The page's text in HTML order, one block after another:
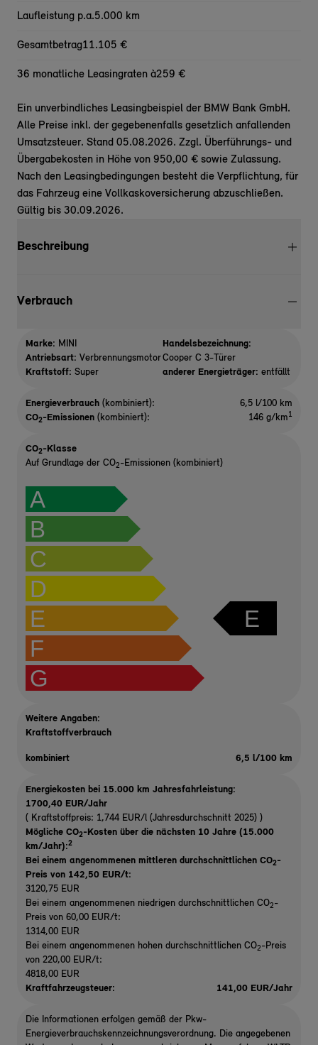
Laufleistung p.a.5.000 km
Gesamtbetrag11.105 €
36 monatliche Leasingraten à259 €
Ein unverbindliches Leasingbeispiel der BMW Bank GmbH.
Alle Preise inkl. der gegebenenfalls gesetzlich anfallenden
Umsatzsteuer. Stand 05.08.2026. Zzgl. Überführungs- und
Übergabekosten in Höhe von 950,00 € sowie Zulassung.
Nach den Leasingbedingungen besteht die Verpflichtung, für
das Fahrzeug eine Vollkaskoversicherung abzuschließen.
Gültig bis 30.09.2026.
Beschreibung
Verbrauch
Marke: MINI
Antriebsart: Verbrennungsmotor
Kraftstoff: Super
Handelsbezeichnung:
Cooper C 3-Türer
anderer Energieträger: entfällt
Energieverbrauch (kombiniert):
6,5 l/100 km
CO2-Emissionen (kombiniert): 146 g/km1
CO2-Klasse
Auf Grundlage der CO2-Emissionen (kombiniert)
A
B
C
D
E
F
G
E
Weitere Angaben:
Kraftstoffverbrauch
kombiniert 6,5 l/100 km
Energiekosten bei 15.000 km Jahresfahrleistung:
1700,40 EUR/Jahr
( Kraftstoffpreis: 1,744 EUR/l (Jahresdurchschnitt 2025) )
Mögliche CO2-Kosten über die nächsten 10 Jahre (15.000
km/Jahr):2
Bei einem angenommenen mittleren durchschnittlichen CO2-
Preis von 142,50 EUR/t:
3120,75 EUR
Bei einem angenommenen niedrigen durchschnittlichen CO2-
Preis von 60,00 EUR/t:
1314,00 EUR
Bei einem angenommenen hohen durchschnittlichen CO2-Preis
von 220,00 EUR/t:
4818,00 EUR
Kraftfahrzeugsteuer:
141,00 EUR/Jahr
Die Informationen erfolgen gemäß der Pkw-
Energieverbrauchskennzeichnungsverordnung. Die angegebenen